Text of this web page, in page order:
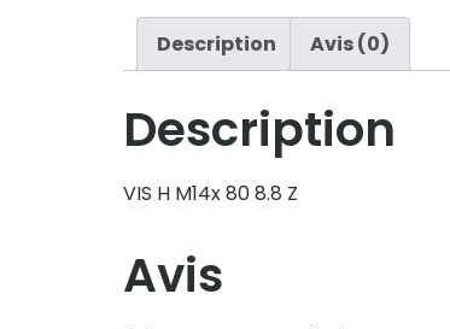
Description Avis (0)
Description
VIS H M14x 80 8.8 Z
Avis